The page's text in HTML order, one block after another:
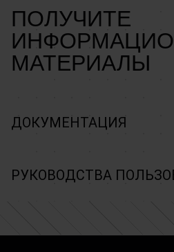
ПОЛУЧИТЕ
МАТЕРИАЛЫ
ДОКУМЕНТАЦИЯ
РУКОВОДСТВА